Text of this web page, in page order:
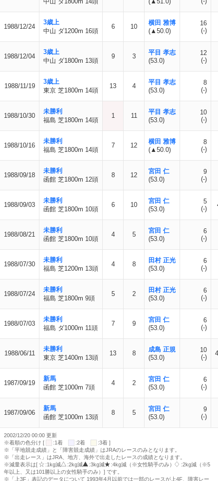
1988/12/24
3歳上
中山 ダ1200m 16頭
6 10
横田 雅博
(▲50.0)
16
(-)
1988/12/04
3歳上
中山 ダ1800m 13頭
9 3
平目 孝志
(53.0)
12
(-)
1988/11/19
3歳上
東京 芝1800m 14頭
13 4
平目 孝志
(53.0)
8
(-)
1988/10/30
未勝利
福島 芝1800m 14頭
1 11
平目 孝志
(53.0)
10
(-)
1988/10/16
未勝利
福島 芝1800m 14頭
7 12
横田 雅博
(▲50.0)
8
(-)
1988/09/18
未勝利
函館 芝1800m 12頭
8 12
宮田 仁
(53.0)
9
(-)
1988/09/03
未勝利
函館 芝1800m 10頭
6 10
宮田 仁
(53.0)
5
(-)
1988/08/21
未勝利
函館 芝1800m 10頭
4 5
宮田 仁
(53.0)
6
(-)
1988/07/30
未勝利
福島 芝1200m 13頭
4 8
田村 正光
(53.0)
6
(-)
1988/07/24
未勝利
福島 芝1800m 9頭
5 2
田村 正光
(53.0)
6
(-)
1988/07/03
未勝利
福島 ダ1000m 11頭
7 9
宮田 仁
(53.0)
6
(-)
1988/06/11
未勝利
東京 芝1400m 13頭
13 8
成島 正規
(53.0)
10
(-)
1987/09/19
新馬
函館 芝1000m 7頭
4 2
宮田 仁
(53.0)
6
(-)
1987/09/06
新馬
函館 芝1000m 13頭
8 5
宮田 仁
(53.0)
9
(-)
2002/12/20 00:00 更新
※着順の色分け [
:1着 :2着
:3着 ]
※「平地競走成績」と「障害競走成績」はJRAのレースのみとなります。
※「出走レース」はJRA、地方、海外で出走したレースの成績となります。
※減量表示は[
:1kg減 :2kg減 :3kg減 :4kg減（※女性騎手のみ）
:2kg減（※5
年以上、又は101勝以上の女性騎手のみ）] です。
※「上3F」表記のデータについて 1993年4月以前では一部のレースが上4F、障害レー